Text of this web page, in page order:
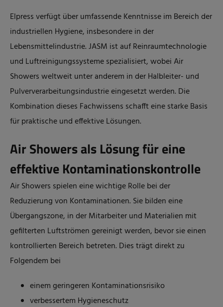
Elpress verfügt über umfassende Kenntnisse im Bereich der
industriellen Hygiene, insbesondere in der
Lebensmittelindustrie. JASM ist auf Reinraumtechnologie
und Luftreinigungssysteme spezialisiert, wobei Air
Showers weltweit unter anderem in der Halbleiter- und
Pulververarbeitungsindustrie eingesetzt werden. Die
Kombination dieses Fachwissens schafft eine starke Basis
für praktische und effektive Lösungen.
Air Showers als Lösung für eine
effektive Kontaminationskontrolle
Air Showers spielen eine wichtige Rolle bei der
Reduzierung von Kontaminationen. Sie bilden eine
Übergangszone, in der Mitarbeiter und Materialien mit
gefilterten Luftströmen gereinigt werden, bevor sie einen
kontrollierten Bereich betreten. Dies trägt direkt zu
Folgendem bei
einem geringeren Kontaminationsrisiko
verbessertem Hygieneschutz